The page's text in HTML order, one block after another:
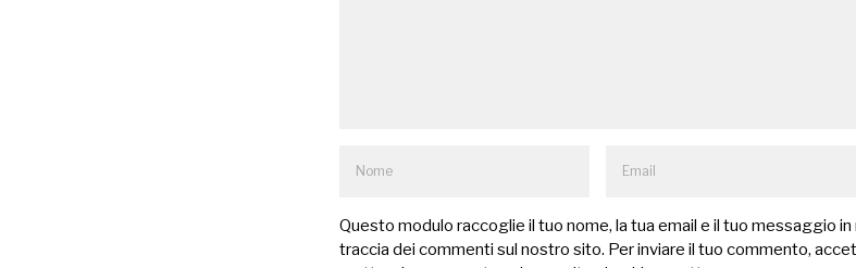
Questo modulo raccoglie il tuo nome, la tua email e il tuo messaggio
traccia dei commenti sul nostro sito. Per inviare il tuo commento,